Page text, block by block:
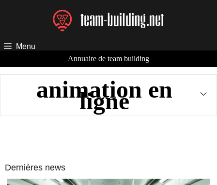
Menu
Annuaire de team building
animation en
ligne
Dernières news